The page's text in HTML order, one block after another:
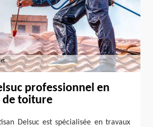
professionnel en
de toiture
Delsuc est spécialisée en travaux